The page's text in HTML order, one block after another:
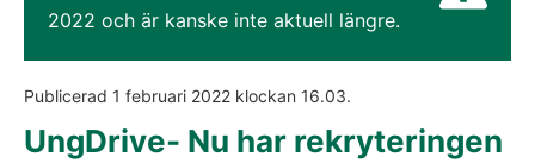
2022 och är kanske inte aktuell längre.
Publicerad 1 februari 2022 klockan 16.03.
UngDrive- Nu har rekryteringen